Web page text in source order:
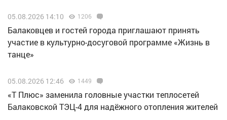
05.08.2026 14:10 1206
Балаковцев и гостей города приглашают принять
участие в культурно-досуговой программе «Жизнь в
танце»
05.08.2026 12:46 1449
«Т Плюс» заменила головные участки теплосетей
Балаковской ТЭЦ-4 для надёжного отопления жителей